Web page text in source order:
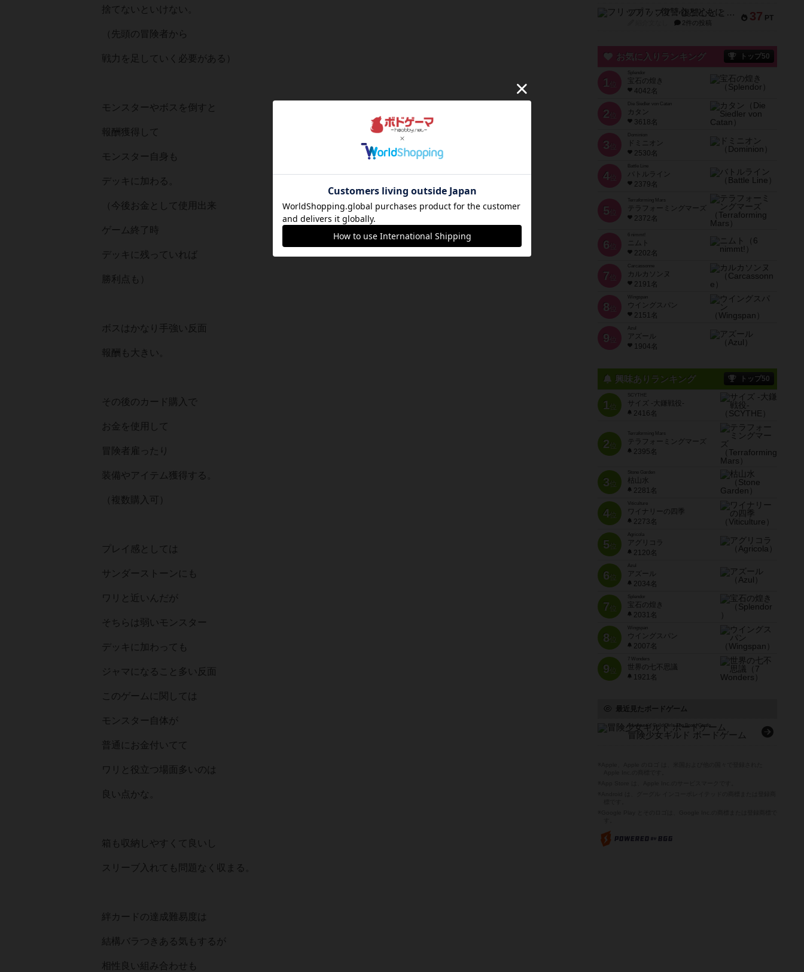
捨てないといけない。
（先頭の冒険者から
戦力を足していく必要がある）
モンスターやボスを倒すと
報酬獲得して
モンスター自身も
デッキに加わる。
（今後お金として使用出来
ゲーム終了時
デッキに残っていれば
勝利点も）
ボスはかなり手強い反面
報酬も大きい。
その後のカード購入で
お金を使用して
冒険者雇ったり
装備やアイテム獲得する。
（複数購入可）
プレイ感としては
サンダーストーンにも
ワリと近いんだが
そちらは弱いモンスター
デッキに加わっても
ジャマになること多い反面
このゲームに関しては
モンスター自体が
普通にお金付いてて
ワリと役立つ場面多いのは
良い点かな。
箱も収納しやすくて良いし
スリーブ入れても問題なく収まる。
絆カードの達成難易度は
結構バラつきある気もするが
相性良い組み合わせも
37 PT
フリップ７：復讐心とともに
2件の投稿
お気に入りランキング トップ50
1 位
宝石の煌き
4042名
2 位
Die Siedler von Catan
カタン
3618名
3 位
ドミニオン
2530名
4位
Battle Line
バトルライン
2379名
5 位
Terraforming Mars
テラフォーミングマーズ
2372名
6 位
ニムト
2202名
7 位
Carcassonne
カルカソンヌ
2191名
8 位
Wingspan
ウイングスパン
2151名
9 位
Azul
アズール
1904名
興味ありランキング トップ50
1位
SCYTHE
サイズ -大鎌戦役-
2416名
2位
Terraforming Mars
テラフォーミングマーズ
2395名
3位
Stone Garden
枯山水
2281名
4位
Viticulture
ワイナリーの四季
2273名
5位
Agricola
アグリコラ
2120名
6位
Azul
アズール
2034名
7位
宝石の煌き
2031名
8位
Wingspan
ウイングスパン
2007名
9位
7 Wonders
世界の七不思議
1921名
最近見たボードゲーム
Adventure's Guild Girls The Board Game
冒険少女ギルド ボードゲーム